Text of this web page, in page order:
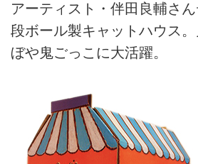
アーティスト・伴田良輔さ
段ボール製キャットハウス
ぼや鬼ごっこに大活躍。